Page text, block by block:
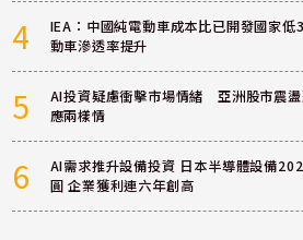
4
IEA：中國純電動車成本比已開發國家
動車滲透率提升
5
AI投資疑慮衝擊市場情緒 亞洲股市震
應兩樣情
6
AI需求推升設備投資 日本半導體設備
圓 企業獲利連六年創高